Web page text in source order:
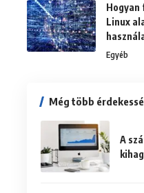
Linux
Egyéb
Még több
A